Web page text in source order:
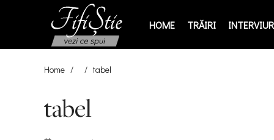
HOME TRĂIRI
Home / / tabel
tabel